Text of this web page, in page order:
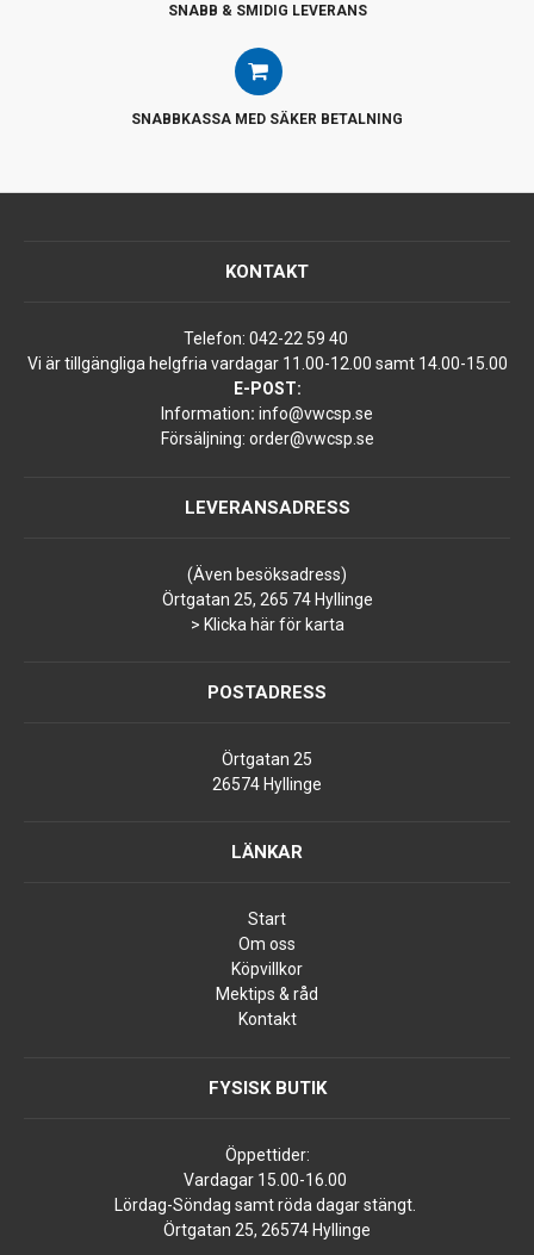
SNABB & SMIDIG LEVERANS
SNABBKASSA MED SÄKER BETALNING
KONTAKT
Telefon: 042-22 59 40
Vi är tillgängliga helgfria vardagar 11.00-12.00 samt 14.00-15.00
E-POST:
Information: info@vwcsp.se
Försäljning: order@vwcsp.se
LEVERANSADRESS
(Även besöksadress)
Örtgatan 25, 265 74 Hyllinge
> Klicka här för karta
POSTADRESS
Örtgatan 25
26574 Hyllinge
LÄNKAR
Start
Om oss
Köpvillkor
Mektips & råd
Kontakt
FYSISK BUTIK
Öppettider:
Vardagar 15.00-16.00
Lördag-Söndag samt röda dagar stängt.
Örtgatan 25, 26574 Hyllinge